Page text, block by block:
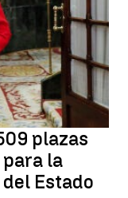
plazas
la
Estado